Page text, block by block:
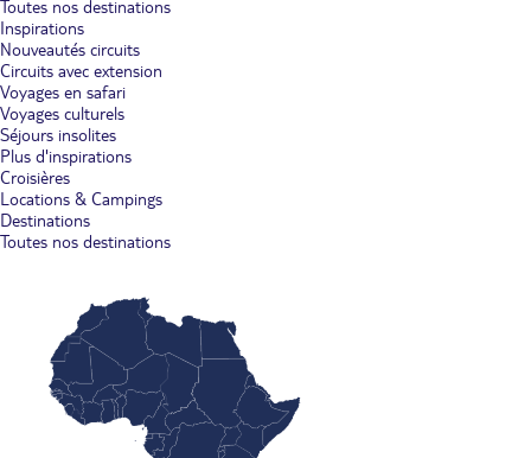
Toutes nos destinations
Inspirations
Nouveautés circuits
Circuits avec extension
Voyages en safari
Voyages culturels
Séjours insolites
Plus d'inspirations
Croisières
Locations & Campings
Destinations
Toutes nos destinations